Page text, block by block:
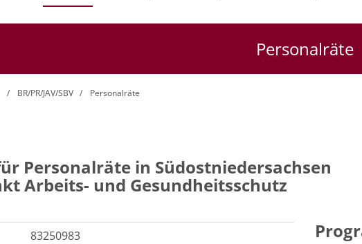
Personalräte
BR/PR/JAV/SBV Personalräte
Personalräte in Südostniedersachsen
Arbeits- und Gesundheitsschutz
83250983